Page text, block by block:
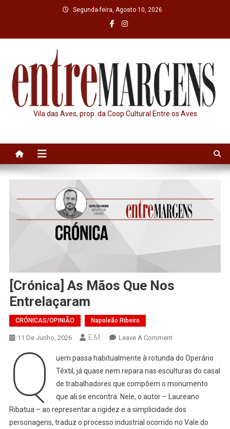
Segunda-feira, Agosto 10, 2026
Vila das Aves, prop. da Coop Cultural Entre os Aves
[Crónica] As Mãos Que Nos
Entrelaçaram
CRÓNICAS/OPINIÃO Napoleão Ribeiro
11 De Junho, 2026 E.M. Leave A CommentOn
As
Mãos
Que
Nos
Entrelaçaram
Q
uem passa habitualmente à rotunda do Operário
Têxtil, já quase nem repara nas esculturas do casal
de trabalhadores que compõem o monumento
que ali se encontra. Nele, o autor – Laureano
Ribatua – ao representar a rigidez e a simplicidade dos
personagens, traduz o processo industrial ocorrido no Vale do